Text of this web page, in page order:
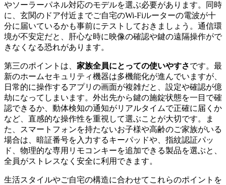
やソーラーパネル対応のモデルを選ぶ必要があります。同時
に、玄関のドア付近までご自宅のWi-Fiルーターの電波が十
分に届いているかも事前にテストしておきましょう。通信環
境が不安定だと、肝心な時に映像の確認や鍵の遠隔操作がで
きなくなる恐れがあります。
第三のポイントは、 家族全員にとっての使いやすさです。最
新のホームセキュリティ機器は多機能化が進んでいますが、
日常的に操作するアプリの画面が複雑だと、設定や確認が億
劫になってしまいます。外出先から鍵の施錠状態を一目で確
認できるか、動体検知の通知がリアルタイムで正確に届くか
など、直感的な操作性を重視して選ぶことが大切です。ま
た、スマートフォンを持たないお子様や高齢のご家族がいる
場合は、暗証番号を入力するキーパッドや、指紋認証パッ
ド、物理的な専用リモコンキーを追加できる製品を選ぶと、
全員がストレスなく安全に利用できます。
生活スタイルやご自宅の構造に合わせてこれらのポイントを